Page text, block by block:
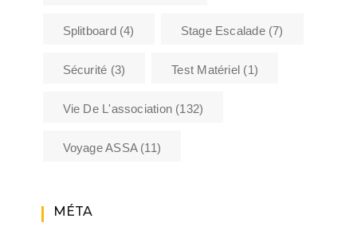
Splitboard(4) Stage Escalade(7)
Sécurité (3) Test Matériel (1)
Vie De L'association (132)
Voyage ASSA(11)
MÉTA